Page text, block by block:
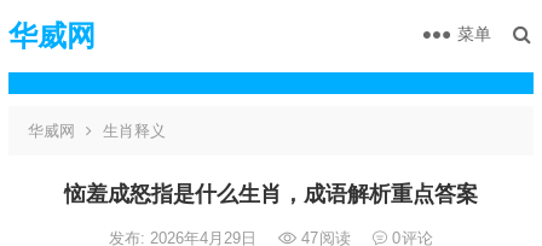
华威网 菜单
华威网 生肖释义
恼羞成怒指是什么生肖，成语解析重点答案
发布: 2026年4月29日 47阅读 0评论